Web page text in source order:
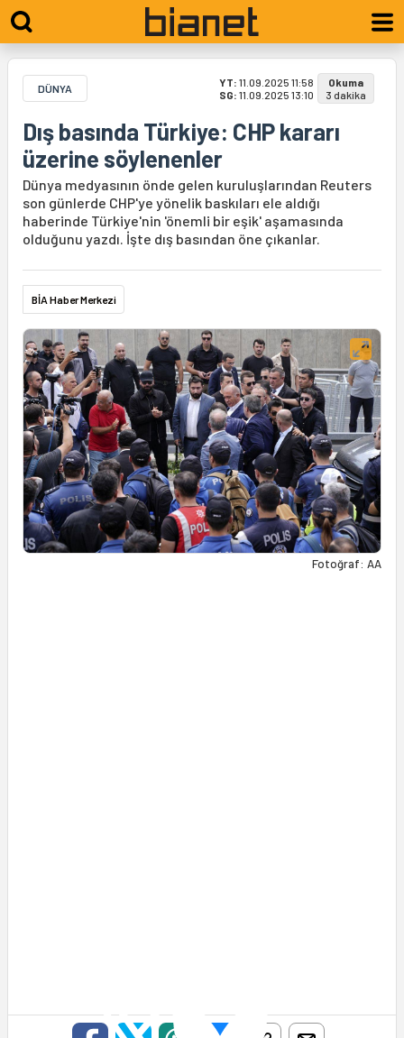
DÜNYA YT: 11.09.2025 11:58
SG: 11.09.2025 13:10
Okuma
3 dakika
Dış basında Türkiye: CHP kararı
üzerine söylenenler
Dünya medyasının önde gelen kuruluşlarından Reuters
son günlerde CHP'ye yönelik baskıları ele aldığı
haberinde Türkiye'nin 'önemli bir eşik' aşamasında
olduğunu yazdı. İşte dış basından öne çıkanlar.
BİA Haber Merkezi
Fotoğraf: AA